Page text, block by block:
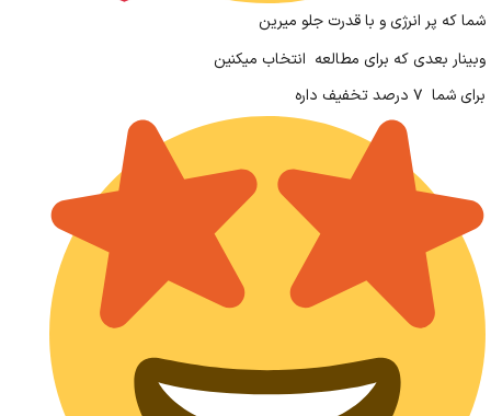
شما که پر انرژی و با قدرت جلو میرین
وبینار بعدی که برای مطالعه انتخاب میکنین
برای شما ۷ درصد تخفیف داره